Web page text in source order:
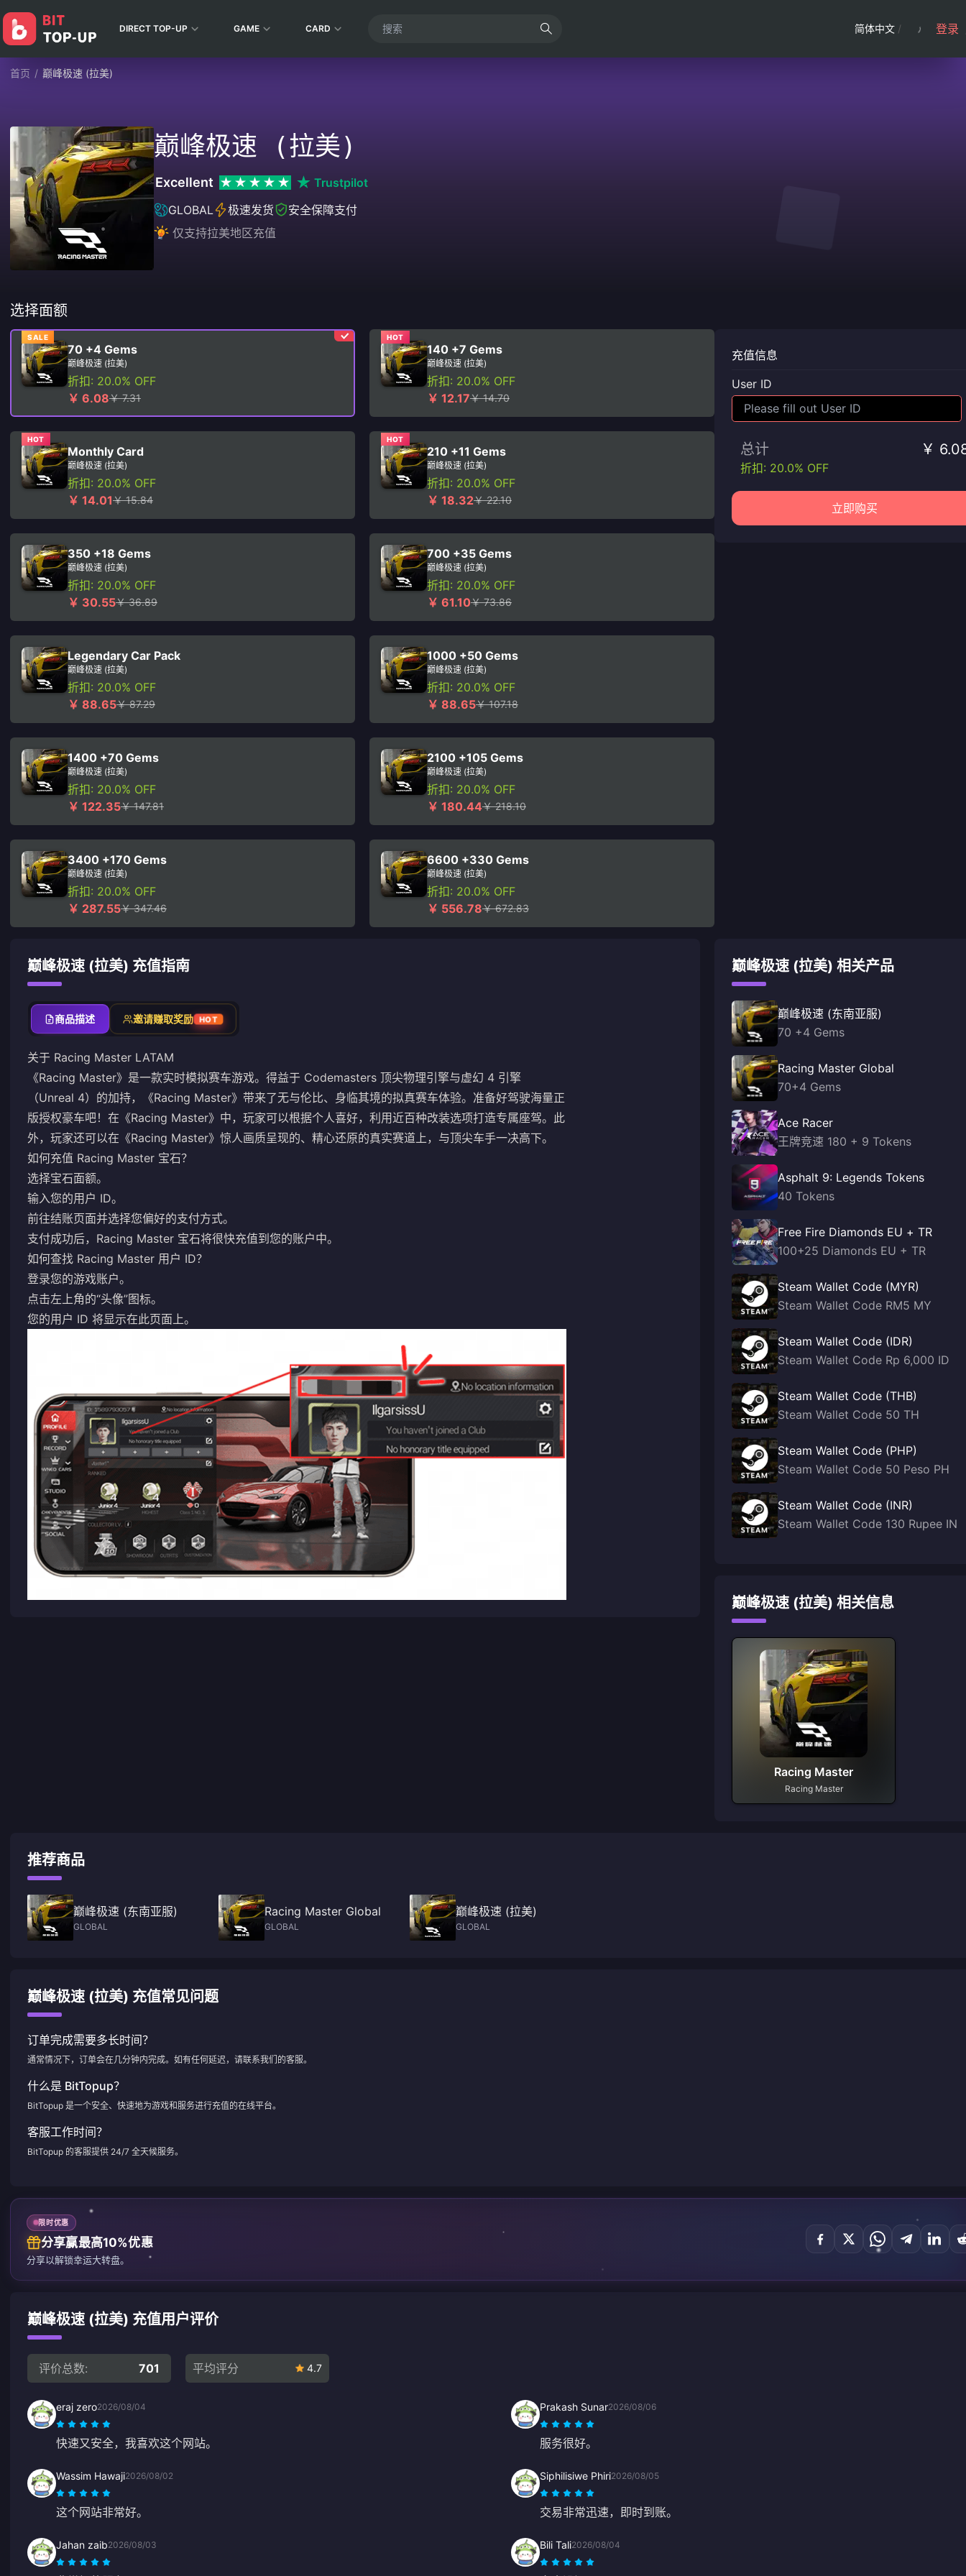
DIRECT TOP-UP GAME CARD 简体中文 / 登录
首页 / 巅峰极速 (拉美)
巅峰极速 (拉美)
Excellent
Trustpilot
GLOBAL
极速发货
安全保障支付
仅支持拉美地区充值
选择面额
SALE
70 +4 Gems
巅峰极速 (拉美)
折扣: 20.0% OFF
￥ 6.08￥ 7.31
HOT
140 +7 Gems
巅峰极速 (拉美)
折扣: 20.0% OFF
￥ 12.17￥ 14.70
HOT
Monthly Card
巅峰极速 (拉美)
折扣: 20.0% OFF
￥ 14.01￥ 15.84
HOT
210 +11 Gems
巅峰极速 (拉美)
折扣: 20.0% OFF
￥ 18.32￥ 22.10
350 +18 Gems
巅峰极速 (拉美)
折扣: 20.0% OFF
￥ 30.55￥ 36.89
700 +35 Gems
巅峰极速 (拉美)
折扣: 20.0% OFF
￥ 61.10￥ 73.86
Legendary Car Pack
巅峰极速 (拉美)
折扣: 20.0% OFF
￥ 88.65￥ 87.29
1000 +50 Gems
巅峰极速 (拉美)
折扣: 20.0% OFF
￥ 88.65￥ 107.18
1400 +70 Gems
巅峰极速 (拉美)
折扣: 20.0% OFF
￥ 122.35￥ 147.81
2100 +105 Gems
巅峰极速 (拉美)
折扣: 20.0% OFF
￥ 180.44￥ 218.10
3400 +170 Gems
巅峰极速 (拉美)
折扣: 20.0% OFF
￥ 287.55￥ 347.46
6600 +330 Gems
巅峰极速 (拉美)
折扣: 20.0% OFF
￥ 556.78￥ 672.83
充值信息
User ID
总计 ￥
折扣: 20.0% OFF
立即购买
巅峰极速 (拉美) 充值指南
商品描述 邀请赚取奖励 HOT
关于 Racing Master LATAM
《Racing Master》是一款实时模拟赛车游戏。得益于 Codemasters 顶尖物理引擎与虚幻 4 引擎
（Unreal 4）的加持，《Racing Master》带来了无与伦比、身临其境的拟真赛车体验。准备好驾驶海量正
版授权豪车吧！在《Racing Master》中，玩家可以根据个人喜好，利用近百种改装选项打造专属座驾。此
外，玩家还可以在《Racing Master》惊人画质呈现的、精心还原的真实赛道上，与顶尖车手一决高下。
如何充值 Racing Master 宝石？
选择宝石面额。
输入您的用户 ID。
前往结账页面并选择您偏好的支付方式。
支付成功后，Racing Master 宝石将很快充值到您的账户中。
如何查找 Racing Master 用户 ID？
登录您的游戏账户。
点击左上角的“头像”图标。
您的用户 ID 将显示在此页面上。
巅峰极速 (拉美) 相关产品
巅峰极速 (东南亚服)
70 +4 Gems
Racing Master Global
70+4 Gems
Ace Racer
王牌竞速 180 + 9 Tokens
Asphalt 9: Legends Tokens
40 Tokens
Free Fire Diamonds EU + TR
100+25 Diamonds EU + TR
Steam Wallet Code (MYR)
Steam Wallet Code RM5 MY
Steam Wallet Code (IDR)
Steam Wallet Code Rp 6,000 ID
Steam Wallet Code (THB)
Steam Wallet Code 50 TH
Steam Wallet Code (PHP)
Steam Wallet Code 50 Peso PH
Steam Wallet Code (INR)
Steam Wallet Code 130 Rupee IN
巅峰极速 (拉美) 相关信息
Racing Master
Racing Master
推荐商品
巅峰极速 (东南亚服)
GLOBAL
Racing Master Global
GLOBAL
巅峰极速 (拉美)
GLOBAL
巅峰极速 (拉美) 充值常见问题
订单完成需要多长时间？
通常情况下，订单会在几分钟内完成。如有任何延迟，请联系我们的客服。
什么是 BitTopup？
BitTopup 是一个安全、快速地为游戏和服务进行充值的在线平台。
客服工作时间？
BitTopup 的客服提供 24/7 全天候服务。
限时优惠
分享赢最高10%优惠
分享以解锁幸运大转盘。
巅峰极速 (拉美) 充值用户评价
评价总数: 701 平均评分 4.7
eraj zero2026/08/04
快速又安全，我喜欢这个网站。
Prakash Sunar2026/08/06
服务很好。
Wassim Hawaji2026/08/02
这个网站非常好。
Siphilisiwe Phiri2026/08/05
交易非常迅速，即时到账。
Jahan zaib2026/08/03 Bili Tali2026/08/04